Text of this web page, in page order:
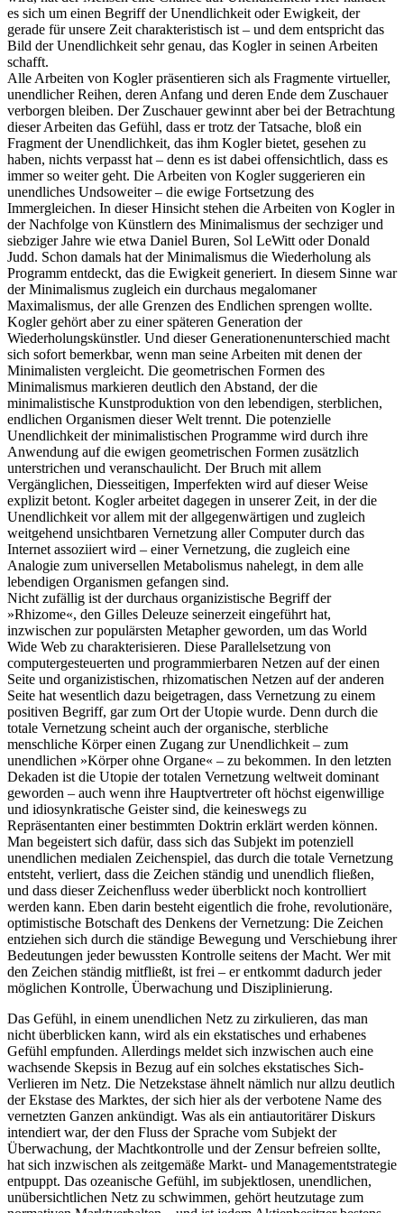
es sich um einen Begriff der Unendlichkeit oder Ewigkeit, der
gerade für unsere Zeit charakteristisch ist – und dem entspricht das
Bild der Unendlichkeit sehr genau, das Kogler in seinen Arbeiten
schafft.
Alle Arbeiten von Kogler präsentieren sich als Fragmente virtueller,
unendlicher Reihen, deren Anfang und deren Ende dem Zuschauer
verborgen bleiben. Der Zuschauer gewinnt aber bei der Betrachtung
dieser Arbeiten das Gefühl, dass er trotz der Tatsache, bloß ein
Fragment der Unendlichkeit, das ihm Kogler bietet, gesehen zu
haben, nichts verpasst hat – denn es ist dabei offensichtlich, dass es
immer so weiter geht. Die Arbeiten von Kogler suggerieren ein
unendliches Undsoweiter – die ewige Fortsetzung des
Immergleichen. In dieser Hinsicht stehen die Arbeiten von Kogler in
der Nachfolge von Künstlern des Minimalismus der sechziger und
siebziger Jahre wie etwa Daniel Buren, Sol LeWitt oder Donald
Judd. Schon damals hat der Minimalismus die Wiederholung als
Programm entdeckt, das die Ewigkeit generiert. In diesem Sinne war
der Minimalismus zugleich ein durchaus megalomaner
Maximalismus, der alle Grenzen des Endlichen sprengen wollte.
Kogler gehört aber zu einer späteren Generation der
Wiederholungskünstler. Und dieser Generationenunterschied macht
sich sofort bemerkbar, wenn man seine Arbeiten mit denen der
Minimalisten vergleicht. Die geometrischen Formen des
Minimalismus markieren deutlich den Abstand, der die
minimalistische Kunstproduktion von den lebendigen, sterblichen,
endlichen Organismen dieser Welt trennt. Die potenzielle
Unendlichkeit der minimalistischen Programme wird durch ihre
Anwendung auf die ewigen geometrischen Formen zusätzlich
unterstrichen und veranschaulicht. Der Bruch mit allem
Vergänglichen, Diesseitigen, Imperfekten wird auf dieser Weise
explizit betont. Kogler arbeitet dagegen in unserer Zeit, in der die
Unendlichkeit vor allem mit der allgegenwärtigen und zugleich
weitgehend unsichtbaren Vernetzung aller Computer durch das
Internet assoziiert wird – einer Vernetzung, die zugleich eine
Analogie zum universellen Metabolismus nahelegt, in dem alle
lebendigen Organismen gefangen sind.
Nicht zufällig ist der durchaus organizistische Begriff der
»Rhizome«, den Gilles Deleuze seinerzeit eingeführt hat,
inzwischen zur populärsten Metapher geworden, um das World
Wide Web zu charakterisieren. Diese Parallelsetzung von
computergesteuerten und programmierbaren Netzen auf der einen
Seite und organizistischen, rhizomatischen Netzen auf der anderen
Seite hat wesentlich dazu beigetragen, dass Vernetzung zu einem
positiven Begriff, gar zum Ort der Utopie wurde. Denn durch die
totale Vernetzung scheint auch der organische, sterbliche
menschliche Körper einen Zugang zur Unendlichkeit – zum
unendlichen »Körper ohne Organe« – zu bekommen. In den letzten
Dekaden ist die Utopie der totalen Vernetzung weltweit dominant
geworden – auch wenn ihre Hauptvertreter oft höchst eigenwillige
und idiosynkratische Geister sind, die keineswegs zu
Repräsentanten einer bestimmten Doktrin erklärt werden können.
Man begeistert sich dafür, dass sich das Subjekt im potenziell
unendlichen medialen Zeichenspiel, das durch die totale Vernetzung
entsteht, verliert, dass die Zeichen ständig und unendlich fließen,
und dass dieser Zeichenfluss weder überblickt noch kontrolliert
werden kann. Eben darin besteht eigentlich die frohe, revolutionäre,
optimistische Botschaft des Denkens der Vernetzung: Die Zeichen
entziehen sich durch die ständige Bewegung und Verschiebung ihrer
Bedeutungen jeder bewussten Kontrolle seitens der Macht. Wer mit
den Zeichen ständig mitfließt, ist frei – er entkommt dadurch jeder
möglichen Kontrolle, Überwachung und Disziplinierung.
Das Gefühl, in einem unendlichen Netz zu zirkulieren, das man
nicht überblicken kann, wird als ein ekstatisches und erhabenes
Gefühl empfunden. Allerdings meldet sich inzwischen auch eine
wachsende Skepsis in Bezug auf ein solches ekstatisches Sich-
Verlieren im Netz. Die Netzekstase ähnelt nämlich nur allzu deutlich
der Ekstase des Marktes, der sich hier als der verbotene Name des
vernetzten Ganzen ankündigt. Was als ein antiautoritärer Diskurs
intendiert war, der den Fluss der Sprache vom Subjekt der
Überwachung, der Machtkontrolle und der Zensur befreien sollte,
hat sich inzwischen als zeitgemäße Markt- und Managementstrategie
entpuppt. Das ozeanische Gefühl, im subjektlosen, unendlichen,
unübersichtlichen Netz zu schwimmen, gehört heutzutage zum